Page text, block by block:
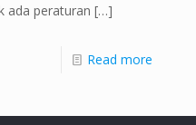
ada peraturan […]
Read more